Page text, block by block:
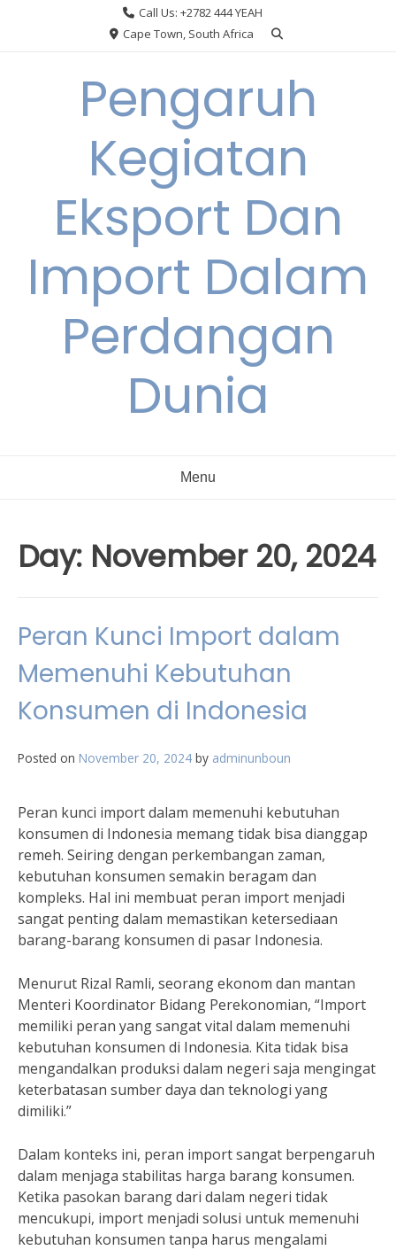
Call Us: +2782 444 YEAH
Cape Town, South Africa
Pengaruh
Kegiatan
Eksport Dan
Import Dalam
Perdangan
Dunia
Menu
Day: November 20, 2024
Peran Kunci Import dalam
Memenuhi Kebutuhan
Konsumen di Indonesia
Posted on November 20, 2024 by adminunboun
Peran kunci import dalam memenuhi kebutuhan
konsumen di Indonesia memang tidak bisa dianggap
remeh. Seiring dengan perkembangan zaman,
kebutuhan konsumen semakin beragam dan
kompleks. Hal ini membuat peran import menjadi
sangat penting dalam memastikan ketersediaan
barang-barang konsumen di pasar Indonesia.
Menurut Rizal Ramli, seorang ekonom dan mantan
Menteri Koordinator Bidang Perekonomian, “Import
memiliki peran yang sangat vital dalam memenuhi
kebutuhan konsumen di Indonesia. Kita tidak bisa
mengandalkan produksi dalam negeri saja mengingat
keterbatasan sumber daya dan teknologi yang
dimiliki.”
Dalam konteks ini, peran import sangat berpengaruh
dalam menjaga stabilitas harga barang konsumen.
Ketika pasokan barang dari dalam negeri tidak
mencukupi, import menjadi solusi untuk memenuhi
kebutuhan konsumen tanpa harus mengalami